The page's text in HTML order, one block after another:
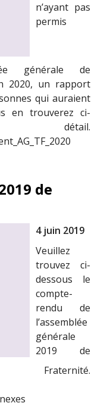
n’ayant pas
permis
générale de
2020, un rapport
qui auraient
en trouverez ci-
détail.
de
4 juin 2019
Veuillez
trouvez ci-
dessous le
compte-
rendu de
l’assemblée
générale
2019 de
Fraternité.